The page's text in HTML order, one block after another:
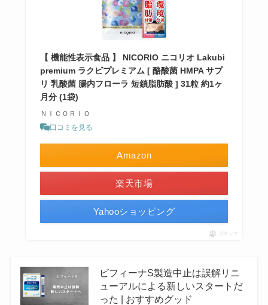
【 機能性表示食品 】 NICORIO ニコリオ Lakubi
premium ラクビプレミアム [ 酪酸菌 HMPA サプ
リ 乳酸菌 腸内フローラ 短鎖脂肪酸 ] 31粒 約1ヶ
月分 (1袋)
ＮＩＣＯＲＩＯ
口コミを見る
Amazon
楽天市場
Yahooショッピング
ポチップ
ビフィーナS製造中止は誤解リニ
ューアルによる新しいスタートだ
った | おすすめグッド